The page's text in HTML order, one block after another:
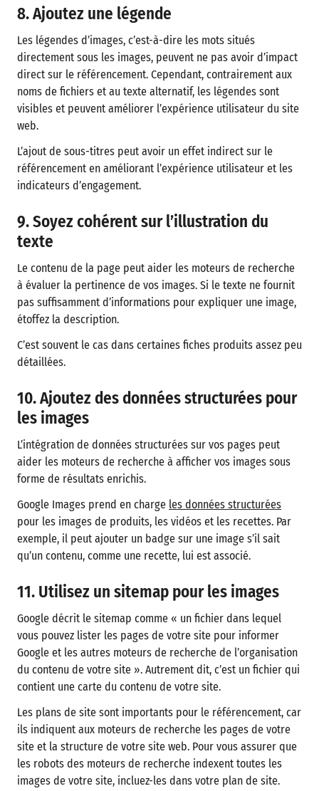
8. Ajoutez une légende
Les légendes d’images, c’est-à-dire les mots situés
directement sous les images, peuvent ne pas avoir d’impact
direct sur le référencement. Cependant, contrairement aux
noms de fichiers et au texte alternatif, les légendes sont
visibles et peuvent améliorer l’expérience utilisateur du site
web.
L’ajout de sous-titres peut avoir un effet indirect sur le
référencement en améliorant l’expérience utilisateur et les
indicateurs d’engagement.
9. Soyez cohérent sur l’illustration du
texte
Le contenu de la page peut aider les moteurs de recherche
à évaluer la pertinence de vos images. Si le texte ne fournit
pas suffisamment d’informations pour expliquer une image,
étoffez la description.
C’est souvent le cas dans certaines fiches produits assez peu
détaillées.
10. Ajoutez des données structurées pour
les images
L’intégration de données structurées sur vos pages peut
aider les moteurs de recherche à afficher vos images sous
forme de résultats enrichis.
Google Images prend en charge les données structurées
pour les images de produits, les vidéos et les recettes. Par
exemple, il peut ajouter un badge sur une image s’il sait
qu’un contenu, comme une recette, lui est associé.
11. Utilisez un sitemap pour les images
Google décrit le sitemap comme « un fichier dans lequel
vous pouvez lister les pages de votre site pour informer
Google et les autres moteurs de recherche de l’organisation
du contenu de votre site ». Autrement dit, c’est un fichier qui
contient une carte du contenu de votre site.
Les plans de site sont importants pour le référencement, car
ils indiquent aux moteurs de recherche les pages de votre
site et la structure de votre site web. Pour vous assurer que
les robots des moteurs de recherche indexent toutes les
images de votre site, incluez-les dans votre plan de site.